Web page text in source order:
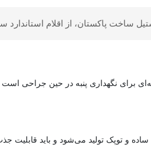
برای نگهداری پنبه در حین جراحی
ساده و توپک تولید می‌شود و باید